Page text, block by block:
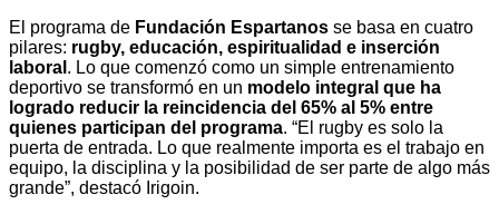
El programa de Fundación Espartanos se basa en cuatro
pilares: rugby, educación, espiritualidad e inserción
laboral . Lo que comenzó como un simple entrenamiento
deportivo se transformó en un modelo integral que ha
logrado reducir la reincidencia del 65% al 5% entre
quienes participan del programa. “El rugby es solo la
puerta de entrada. Lo que realmente importa es el trabajo en
equipo, la disciplina y la posibilidad de ser parte de algo más
grande”, destacó Irigoin.